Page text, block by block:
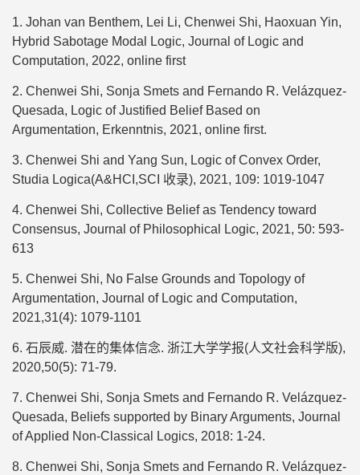
1. Johan van Benthem, Lei Li, Chenwei Shi, Haoxuan Yin,
Hybrid Sabotage Modal Logic, Journal of Logic and
Computation, 2022, online first
2. Chenwei Shi, Sonja Smets and Fernando R. Velázquez-
Quesada, Logic of Justified Belief Based on
Argumentation, Erkenntnis, 2021, online first.
3. Chenwei Shi and Yang Sun, Logic of Convex Order,
Studia Logica(A&HCI,SCI 收录), 2021, 109: 1019-1047
4. Chenwei Shi, Collective Belief as Tendency toward
Consensus, Journal of Philosophical Logic, 2021, 50: 593-
613
5. Chenwei Shi, No False Grounds and Topology of
Argumentation, Journal of Logic and Computation,
2021,31(4): 1079-1101
6. 石辰威. 潜在的集体信念. 浙江大学学报(人文社会科学版),
2020,50(5): 71-79.
7. Chenwei Shi, Sonja Smets and Fernando R. Velázquez-
Quesada, Beliefs supported by Binary Arguments, Journal
of Applied Non-Classical Logics, 2018: 1-24.
8. Chenwei Shi, Sonja Smets and Fernando R. Velázquez-